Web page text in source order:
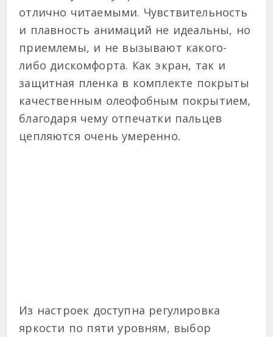
отлично читаемыми. Чувствительность
и плавность анимаций не идеальны, но
приемлемы, и не вызывают какого-
либо дискомфорта. Как экран, так и
защитная пленка в комплекте покрыты
качественным олеофобным покрытием,
благодаря чему отпечатки пальцев
цепляются очень умеренно.
Из настроек доступна регулировка
яркости по пяти уровням, выбор